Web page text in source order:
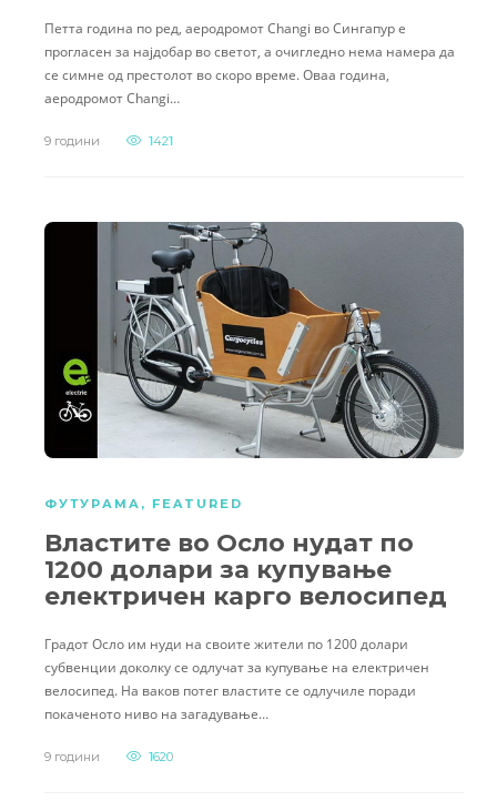
Петта година по ред, аеродромот Changi во Сингапур е
прогласен за најдобар во светот, а очигледно нема намера да
се симне од престолот во скоро време. Оваа година,
аеродромот Changi…
9 години 1421
ФУТУРАМА , FEATURED
Властите во Осло нудат по
1200 долари за купување
електричен карго велосипед
Градот Осло им нуди на своите жители по 1200 долари
субвенции доколку се одлучат за купување на електричен
велосипед. На ваков потег властите се одлучиле поради
покаченото ниво на загадување…
9 години 1620